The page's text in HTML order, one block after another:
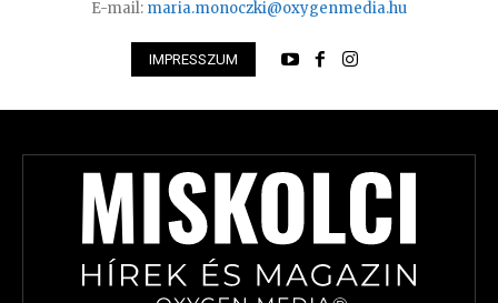
E-mail: maria.monoczki@oxygenmedia.hu
IMPRESSZUM